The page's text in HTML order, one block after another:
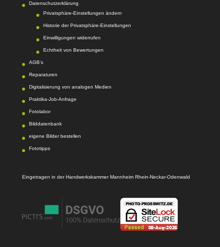
Datenschutzerklärung
Privatsphäre-Einstellungen ändern
Historie der Privatsphäre-Einstellungen
Einwilligungen widerrufen
Echtheit von Bewertungen
AGB’s
Reparaturen
Digitalisierung von analogen Medien
Praktika-Job-Anfrage
Fotolabor
Bilddatenbank
eigene Bilder bestellen
Fototipps
Eingetragen in der Handwerkskammer Mannheim Rhein-Neckar-Odenwald